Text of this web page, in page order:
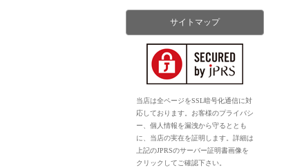
サイトマップ
当店は全ページをSSL暗号化通信に対
応しております。お客様のプライバシ
ー、個人情報を漏洩から守るととも
に、当店の実在を証明します。詳細は
上記のJPRSのサーバー証明書画像を
クリックしてご確認下さい。